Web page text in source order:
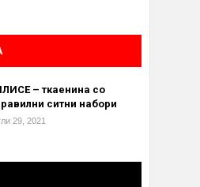
– ткаенина со
ситни набори
29, 2021